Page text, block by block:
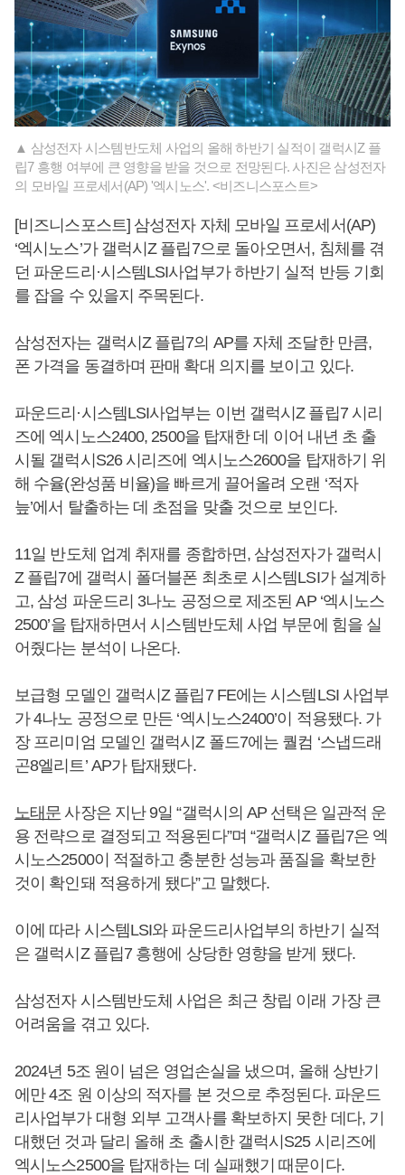
▲ 삼성전자 시스템반도체 사업의 올해 하반기 실적이 갤럭시Z 플
립7 흥행 여부에 큰 영향을 받을 것으로 전망된다. 사진은 삼성전자
의 모바일 프로세서(AP) '엑시노스'. <비즈니스포스트>
[비즈니스포스트] 삼성전자 자체 모바일 프로세서(AP)
‘엑시노스’가 갤럭시Z 플립7으로 돌아오면서, 침체를 겪
던 파운드리·시스템LSI사업부가 하반기 실적 반등 기회
를 잡을 수 있을지 주목된다.
삼성전자는 갤럭시Z 플립7의 AP를 자체 조달한 만큼,
폰 가격을 동결하며 판매 확대 의지를 보이고 있다.
파운드리·시스템LSI사업부는 이번 갤럭시Z 플립7 시리
즈에 엑시노스2400, 2500을 탑재한 데 이어 내년 초 출
시될 갤럭시S26 시리즈에 엑시노스2600을 탑재하기 위
해 수율(완성품 비율)을 빠르게 끌어올려 오랜 ‘적자
늪’에서 탈출하는 데 초점을 맞출 것으로 보인다.
11일 반도체 업계 취재를 종합하면, 삼성전자가 갤럭시
Z 플립7에 갤럭시 폴더블폰 최초로 시스템LSI가 설계하
고, 삼성 파운드리 3나노 공정으로 제조된 AP ‘엑시노스
2500’을 탑재하면서 시스템반도체 사업 부문에 힘을 실
어줬다는 분석이 나온다.
보급형 모델인 갤럭시Z 플립7 FE에는 시스템LSI 사업부
가 4나노 공정으로 만든 ‘엑시노스2400’이 적용됐다. 가
장 프리미엄 모델인 갤럭시Z 폴드7에는 퀄컴 ‘스냅드래
곤8엘리트’ AP가 탑재됐다.
노태문 사장은 지난 9일 “갤럭시의 AP 선택은 일관적 운
용 전략으로 결정되고 적용된다”며 “갤럭시Z 플립7은 엑
시노스2500이 적절하고 충분한 성능과 품질을 확보한
것이 확인돼 적용하게 됐다”고 말했다.
이에 따라 시스템LSI와 파운드리사업부의 하반기 실적
은 갤럭시Z 플립7 흥행에 상당한 영향을 받게 됐다.
삼성전자 시스템반도체 사업은 최근 창립 이래 가장 큰
어려움을 겪고 있다.
2024년 5조 원이 넘은 영업손실을 냈으며, 올해 상반기
에만 4조 원 이상의 적자를 본 것으로 추정된다. 파운드
리사업부가 대형 외부 고객사를 확보하지 못한 데다, 기
대했던 것과 달리 올해 초 출시한 갤럭시S25 시리즈에
엑시노스2500을 탑재하는 데 실패했기 때문이다.